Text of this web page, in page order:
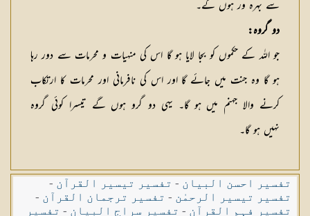
سے بہرہ ور ہوں گے۔
دو گروہ:
جو اللہ کے حکموں کو بجا لایا ہو گا اس کی منہیات و محرمات سے دور رہا
ہو گا وہ جنت میں جائے گا اور اس کی نافرمانی اور محرمات کا ارتکاب
کرنے والا جہنم میں ہو گا۔ یہی دو گرو ہوں گے تیسرا کوئی گروہ
نہیں ہو گا۔
تفسیر احسن البیان - تفسیر تیسیر القرآن -
تفسیر تیسیر الرحمٰن - تفسیر ترجمان القرآن -
تفسیر فہم القرآن - تفسیر سراج البیان - تفسیر